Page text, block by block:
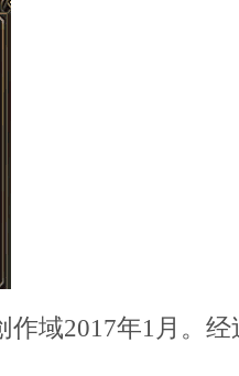
作域2017年1月。